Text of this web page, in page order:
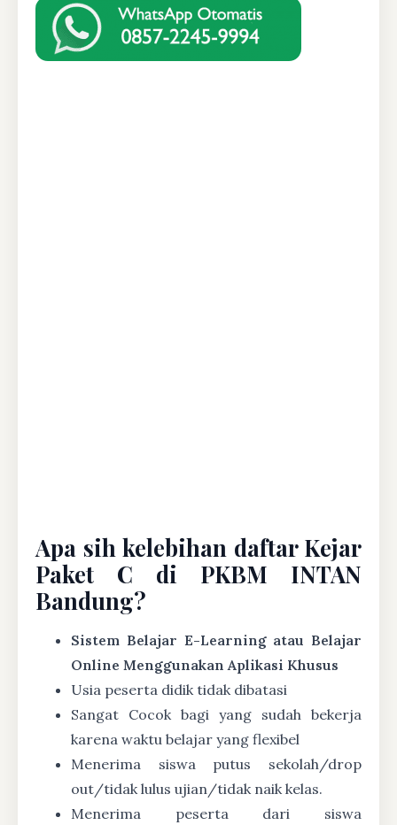
Apa sih kelebihan daftar Kejar
Paket C di PKBM INTAN
Bandung?
Sistem Belajar E-Learning atau Belajar
Online Menggunakan Aplikasi Khusus
Usia peserta didik tidak dibatasi
Sangat Cocok bagi yang sudah bekerja
karena waktu belajar yang flexibel
Menerima siswa putus sekolah/drop
out/tidak lulus ujian/tidak naik kelas.
Menerima peserta dari siswa